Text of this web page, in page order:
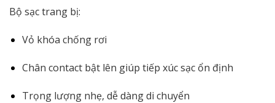
Bộ sạc trang bị:
Vỏ khóa chống rơi
Chân contact bật lên giúp tiếp xúc sạc ổn định
Trọng lượng nhẹ, dễ dàng di chuyển